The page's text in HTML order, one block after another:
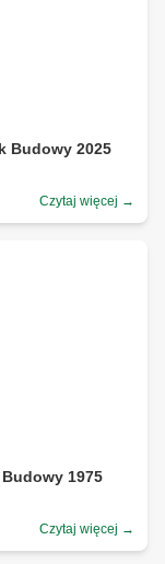
Budowy 2025
Czytaj więcej →
1975
Czytaj więcej →